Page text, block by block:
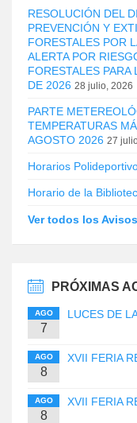
RESOLUCIÓN DEL
PREVENCIÓN Y
FORESTALES POR
ALERTA POR
FORESTALES
DE 2026 28 julio, 2026
PARTE
TEMPERATURAS
AGOSTO 2026 27
Horarios
Horario de la
Ver todos los Avisos
PRÓXIMAS
AGO
7
LUCES DE
AGO
8
XVII FERIA
AGO
8
XVII FERIA